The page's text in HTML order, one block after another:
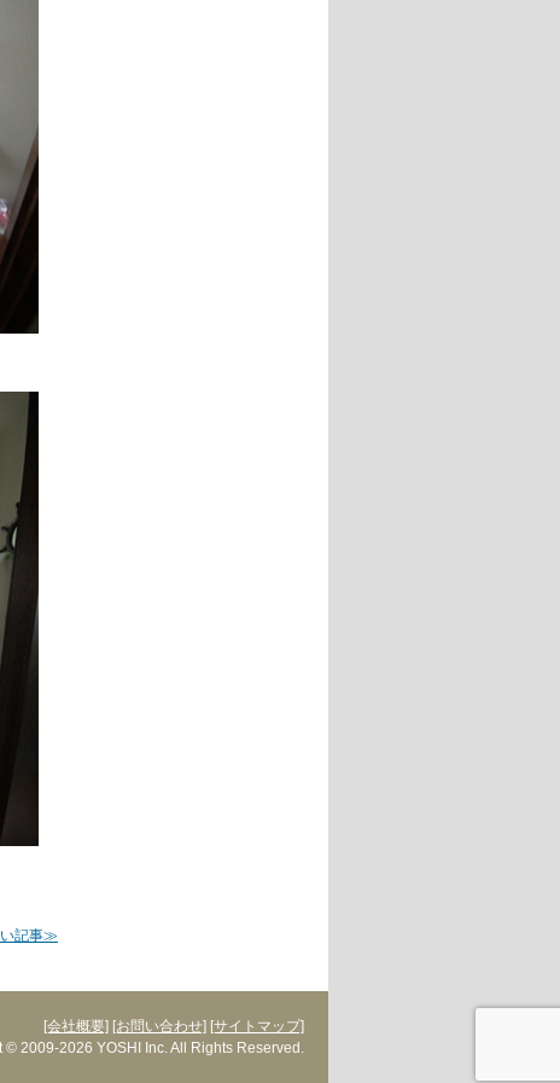
記事≫
[会社概要] [お問い合わせ] [サイトマップ]
© 2009-2026 YOSHI Inc. All Rights Reserved.